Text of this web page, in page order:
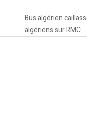
Bus algérien
algériens sur RMC